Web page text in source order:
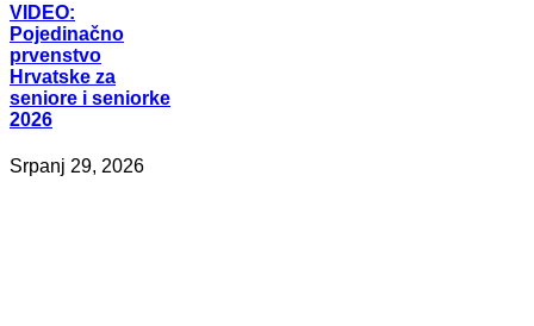
VIDEO:
Pojedinačno
prvenstvo
Hrvatske za
seniore i seniorke
2026
Srpanj 29, 2026